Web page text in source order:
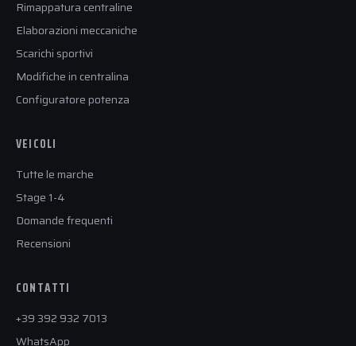
Rimappatura centraline
Elaborazioni meccaniche
Scarichi sportivi
Modifiche in centralina
Configuratore potenza
VEICOLI
Tutte le marche
Stage 1-4
Domande frequenti
Recensioni
CONTATTI
+39 392 932 7013
WhatsApp